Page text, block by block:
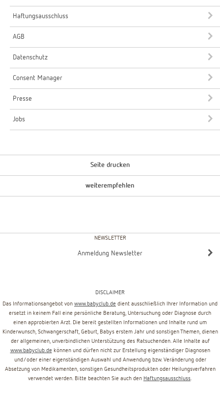
Haftungsausschluss
AGB
Datenschutz
Consent Manager
Presse
Jobs
Seite drucken
weiterempfehlen
NEWSLETTER
Anmeldung Newsletter
DISCLAIMER
Das Informationsangebot von www.babyclub.de dient ausschließlich Ihrer Information und
ersetzt in keinem Fall eine persönliche Beratung, Untersuchung oder Diagnose durch
einen approbierten Arzt. Die bereit gestellten Informationen und Inhalte rund um
Kinderwunsch, Schwangerschaft, Geburt, Babys erstem Jahr und sonstigen Themen, dienen
der allgemeinen, unverbindlichen Unterstützung des Ratsuchenden. Alle Inhalte auf
www.babyclub.de können und dürfen nicht zur Erstellung eigenständiger Diagnosen
und/oder einer eigenständigen Auswahl und Anwendung bzw. Veränderung oder
Absetzung von Medikamenten, sonstigen Gesundheitsprodukten oder Heilungsverfahren
verwendet werden. Bitte beachten Sie auch den Haftungsausschluss.